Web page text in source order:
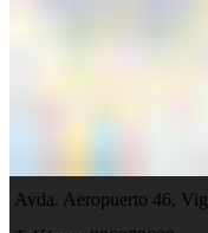
Avda. Aeropuerto 46,